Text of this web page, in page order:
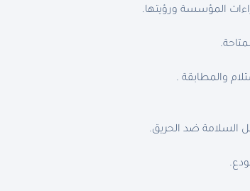
المؤسسة ورؤيتها.
والمطابقة .
السلامة ضد الحريق.